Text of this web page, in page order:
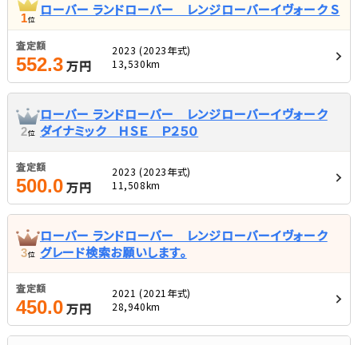
1位
ローバー ランドローバー レンジローバーイヴォーク Ｓ
査定額
552.3万円
2023 (2023年式)
13,530km
2位
ローバー ランドローバー レンジローバーイヴォーク
ダイナミック ＨＳＥ Ｐ２５０
査定額
500.0万円
2023 (2023年式)
11,508km
3位
ローバー ランドローバー レンジローバーイヴォーク
グレード検索お願いします。
査定額
450.0万円
2021 (2021年式)
28,940km